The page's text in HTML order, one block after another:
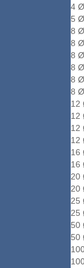
4
5
8
8
8
8
8
8
12
12
12
12
16
16
20
20
25
25
50
50